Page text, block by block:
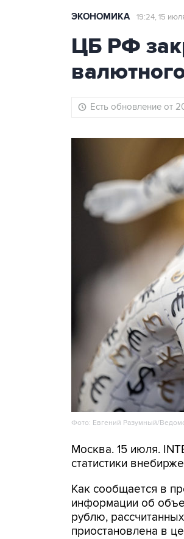
ЭКОНОМИКА 19:24, 15
ЦБ РФ
Есть обновление от
Фото: Евгений Разумный/
Москва. 15 июля.
статистики
Как сообщается в
информации об
рублю,
приостановлена в